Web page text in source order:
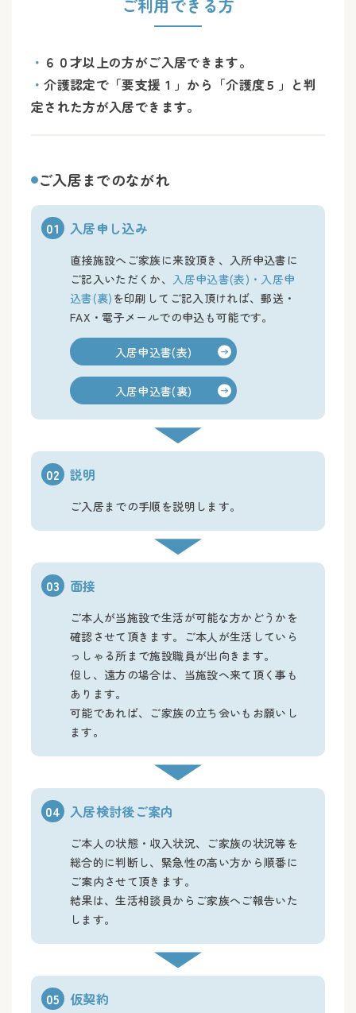
ご利用できる方
・ ６０才以上の方がご入居できます。
・介護認定で「要支援１」から「介護度５」と判
定された方が入居できます。
ご入居までのながれ
01 入居申し込み
直接施設へご家族に来設頂き、入所申込書に
ご記入いただくか、 入居申込書(表)・入居申
込書(裏) を印刷してご記入頂ければ、郵送・
FAX・電子メールでの申込も可能です。
入居申込書(表)
入居申込書(裏)
02 説明
ご入居までの手順を説明します。
03 面接
ご本人が当施設で生活が可能な方かどうかを
確認させて頂きます。ご本人が生活していら
っしゃる所まで施設職員が出向きます。
但し、遠方の場合は、当施設へ来て頂く事も
あります。
可能であれば、ご家族の立ち会いもお願いし
ます。
04 入居検討後ご案内
ご本人の状態・収入状況、ご家族の状況等を
総合的に判断し、緊急性の高い方から順番に
ご案内させて頂きます。
結果は、生活相談員からご家族へご報告いた
します。
05 仮契約